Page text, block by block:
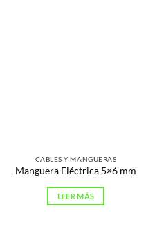
CABLES Y MANGUERAS
Manguera Eléctrica 5×6 mm
LEER MÁS